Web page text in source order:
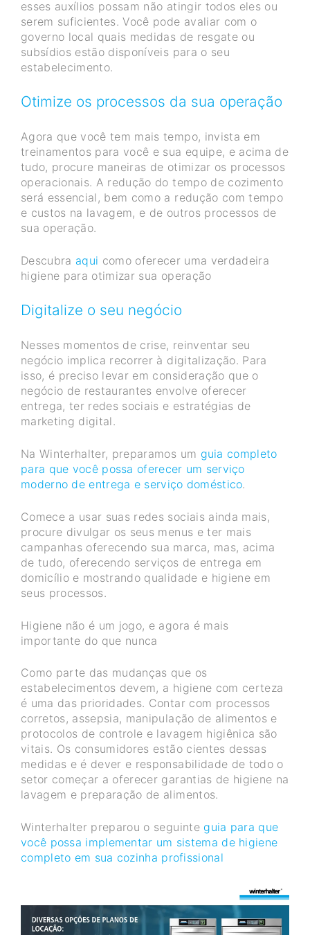
esses auxílios possam não atingir todos eles ou
serem suficientes. Você pode avaliar com o
governo local quais medidas de resgate ou
subsídios estão disponíveis para o seu
estabelecimento.
Otimize os processos da sua operação
Agora que você tem mais tempo, invista em
treinamentos para você e sua equipe, e acima de
tudo, procure maneiras de otimizar os processos
operacionais. A redução do tempo de cozimento
será essencial, bem como a redução com tempo
e custos na lavagem, e de outros processos de
sua operação.
Descubra aqui como oferecer uma verdadeira
higiene para otimizar sua operação
Digitalize o seu negócio
Nesses momentos de crise, reinventar seu
negócio implica recorrer à digitalização. Para
isso, é preciso levar em consideração que o
negócio de restaurantes envolve oferecer
entrega, ter redes sociais e estratégias de
marketing digital.
Na Winterhalter, preparamos um guia completo
para que você possa oferecer um serviço
moderno de entrega e serviço doméstico.
Comece a usar suas redes sociais ainda mais,
procure divulgar os seus menus e ter mais
campanhas oferecendo sua marca, mas, acima
de tudo, oferecendo serviços de entrega em
domicílio e mostrando qualidade e higiene em
seus processos.
Higiene não é um jogo, e agora é mais
importante do que nunca
Como parte das mudanças que os
estabelecimentos devem, a higiene com certeza
é uma das prioridades. Contar com processos
corretos, assepsia, manipulação de alimentos e
protocolos de controle e lavagem higiênica são
vitais. Os consumidores estão cientes dessas
medidas e é dever e responsabilidade de todo o
setor começar a oferecer garantias de higiene na
lavagem e preparação de alimentos.
Winterhalter preparou o seguinte guia para que
você possa implementar um sistema de higiene
completo em sua cozinha profissional